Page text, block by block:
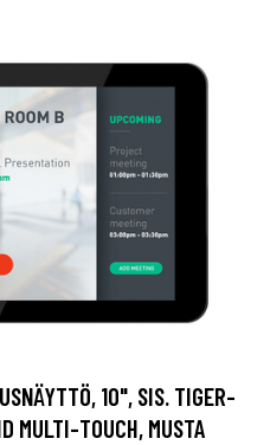
10", SIS. TIGER-
MULTI-TOUCH, MUSTA